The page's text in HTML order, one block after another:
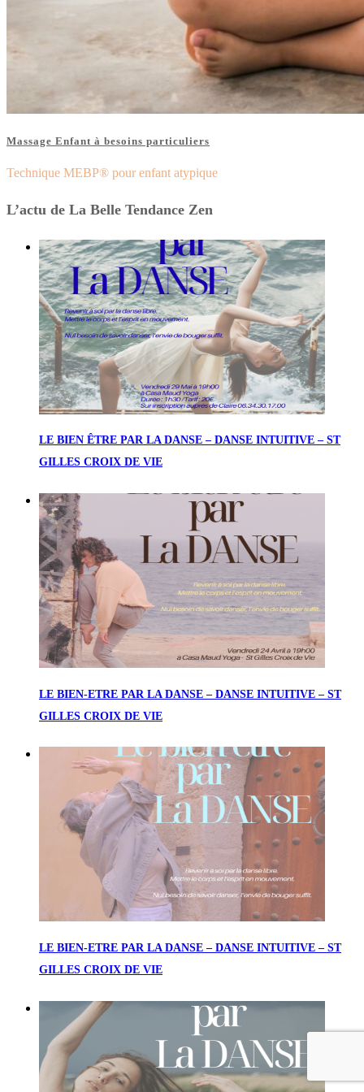
Massage Enfant à besoins particuliers
Technique MEBP® pour enfant atypique
L’actu de La Belle Tendance Zen
LE BIEN ÊTRE PAR LA DANSE – DANSE INTUITIVE – ST
GILLES CROIX DE VIE
LE BIEN-ETRE PAR LA DANSE – DANSE INTUITIVE – ST
GILLES CROIX DE VIE
LE BIEN-ETRE PAR LA DANSE – DANSE INTUITIVE – ST
GILLES CROIX DE VIE